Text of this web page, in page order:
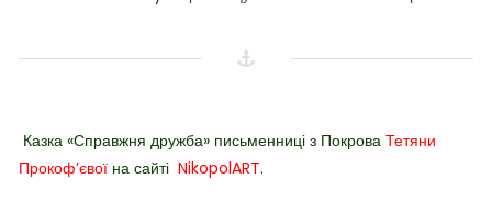
Казка «Справжня дружба» письменниці з ПокроваТетяни
Прокоф’євої на сайті NikopolART.